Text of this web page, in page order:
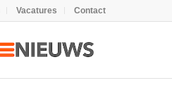
Vacatures Contact